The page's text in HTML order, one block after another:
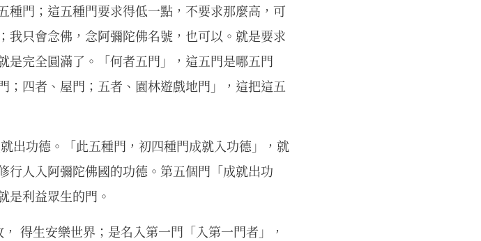
種門；這五種門要求得低一點，不要求那麼高，可
只會念佛，念阿彌陀佛名號，也可以。就是要求
完全圓滿了。「何者五門」，這五門是哪五門
四者、屋門；五者、園林遊戲地門」，這把這五
出功德。「此五種門，初四種門成就入功德」，就
行人入阿彌陀佛國的功德。第五個門「成就出功
是利益眾生的門。
得生安樂世界；是名入第一門「入第一門者」，